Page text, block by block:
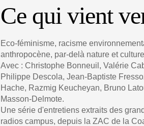
Ce qui vient
Eco-féminisme, racisme
anthropocène, par-delà nature et
Avec : Christophe Bonneuil, Valérie
Philippe Descola, Jean-Baptiste
Hache, Razmig Keucheyan, Bruno
Masson-Delmote.
Une série d'entretiens extraits des
radios campus, depuis la ZAC de la